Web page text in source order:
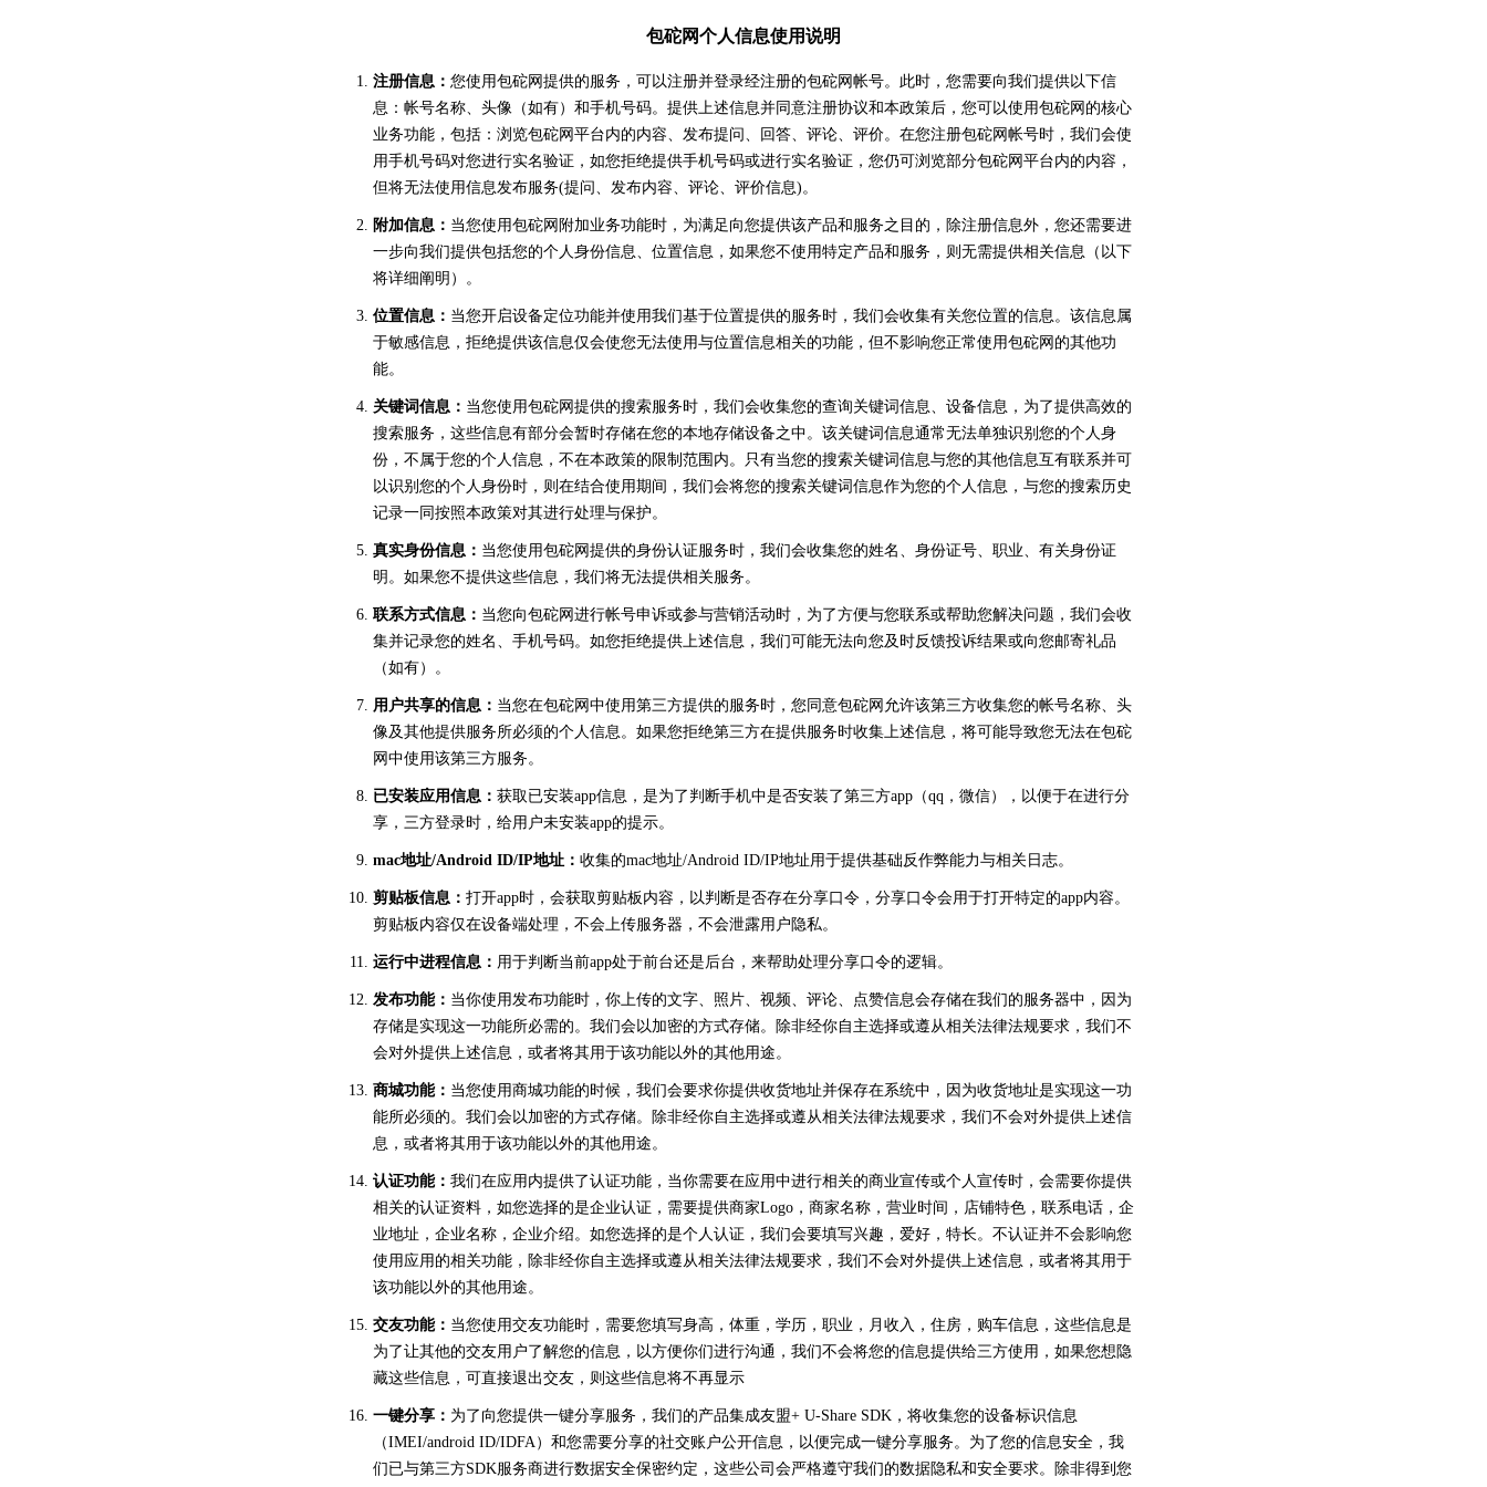
包砣网个人信息使用说明
注册信息： 您使用包砣网提供的服务，可以注册并登录经注册的包砣网帐号。此时，您需要向我们提供以下信
息：帐号名称、头像（如有）和手机号码。提供上述信息并同意注册协议和本政策后，您可以使用包砣网的核心
业务功能，包括：浏览包砣网平台内的内容、发布提问、回答、评论、评价。在您注册包砣网帐号时，我们会使
用手机号码对您进行实名验证，如您拒绝提供手机号码或进行实名验证，您仍可浏览部分包砣网平台内的内容，
但将无法使用信息发布服务(提问、发布内容、评论、评价信息)。
附加信息： 当您使用包砣网附加业务功能时，为满足向您提供该产品和服务之目的，除注册信息外，您还需要进
一步向我们提供包括您的个人身份信息、位置信息，如果您不使用特定产品和服务，则无需提供相关信息（以下
将详细阐明）。
位置信息： 当您开启设备定位功能并使用我们基于位置提供的服务时，我们会收集有关您位置的信息。该信息属
于敏感信息，拒绝提供该信息仅会使您无法使用与位置信息相关的功能，但不影响您正常使用包砣网的其他功
能。
关键词信息： 当您使用包砣网提供的搜索服务时，我们会收集您的查询关键词信息、设备信息，为了提供高效的
搜索服务，这些信息有部分会暂时存储在您的本地存储设备之中。该关键词信息通常无法单独识别您的个人身
份，不属于您的个人信息，不在本政策的限制范围内。只有当您的搜索关键词信息与您的其他信息互有联系并可
以识别您的个人身份时，则在结合使用期间，我们会将您的搜索关键词信息作为您的个人信息，与您的搜索历史
记录一同按照本政策对其进行处理与保护。
真实身份信息： 当您使用包砣网提供的身份认证服务时，我们会收集您的姓名、身份证号、职业、有关身份证
明。如果您不提供这些信息，我们将无法提供相关服务。
联系方式信息： 当您向包砣网进行帐号申诉或参与营销活动时，为了方便与您联系或帮助您解决问题，我们会收
集并记录您的姓名、手机号码。如您拒绝提供上述信息，我们可能无法向您及时反馈投诉结果或向您邮寄礼品
（如有）。
用户共享的信息： 当您在包砣网中使用第三方提供的服务时，您同意包砣网允许该第三方收集您的帐号名称、头
像及其他提供服务所必须的个人信息。如果您拒绝第三方在提供服务时收集上述信息，将可能导致您无法在包砣
网中使用该第三方服务。
已安装应用信息： 获取已安装app信息，是为了判断手机中是否安装了第三方app（qq，微信），以便于在进行分
享，三方登录时，给用户未安装app的提示。
mac地址/Android ID/IP地址： 收集的mac地址/Android ID/IP地址用于提供基础反作弊能力与相关日志。
剪贴板信息： 打开app时，会获取剪贴板内容，以判断是否存在分享口令，分享口令会用于打开特定的app内容。
剪贴板内容仅在设备端处理，不会上传服务器，不会泄露用户隐私。
运行中进程信息： 用于判断当前app处于前台还是后台，来帮助处理分享口令的逻辑。
发布功能： 当你使用发布功能时，你上传的文字、照片、视频、评论、点赞信息会存储在我们的服务器中，因为
存储是实现这一功能所必需的。我们会以加密的方式存储。除非经你自主选择或遵从相关法律法规要求，我们不
会对外提供上述信息，或者将其用于该功能以外的其他用途。
商城功能： 当您使用商城功能的时候，我们会要求你提供收货地址并保存在系统中，因为收货地址是实现这一功
能所必须的。我们会以加密的方式存储。除非经你自主选择或遵从相关法律法规要求，我们不会对外提供上述信
息，或者将其用于该功能以外的其他用途。
认证功能： 我们在应用内提供了认证功能，当你需要在应用中进行相关的商业宣传或个人宣传时，会需要你提供
相关的认证资料，如您选择的是企业认证，需要提供商家Logo，商家名称，营业时间，店铺特色，联系电话，企
业地址，企业名称，企业介绍。如您选择的是个人认证，我们会要填写兴趣，爱好，特长。不认证并不会影响您
使用应用的相关功能，除非经你自主选择或遵从相关法律法规要求，我们不会对外提供上述信息，或者将其用于
该功能以外的其他用途。
交友功能： 当您使用交友功能时，需要您填写身高，体重，学历，职业，月收入，住房，购车信息，这些信息是
为了让其他的交友用户了解您的信息，以方便你们进行沟通，我们不会将您的信息提供给三方使用，如果您想隐
藏这些信息，可直接退出交友，则这些信息将不再显示
一键分享： 为了向您提供一键分享服务，我们的产品集成友盟+ U-Share SDK，将收集您的设备标识信息
（IMEI/android ID/IDFA）和您需要分享的社交账户公开信息，以便完成一键分享服务。为了您的信息安全，我
们已与第三方SDK服务商进行数据安全保密约定，这些公司会严格遵守我们的数据隐私和安全要求。除非得到您